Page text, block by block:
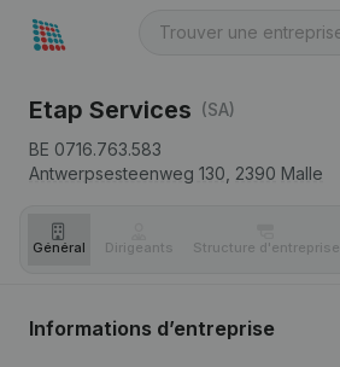
Etap Services (SA)
BE 0716.763.583
Antwerpsesteenweg 130, 2390 Malle
Général Dirigeants Structure d'entreprise
Informations d’entreprise